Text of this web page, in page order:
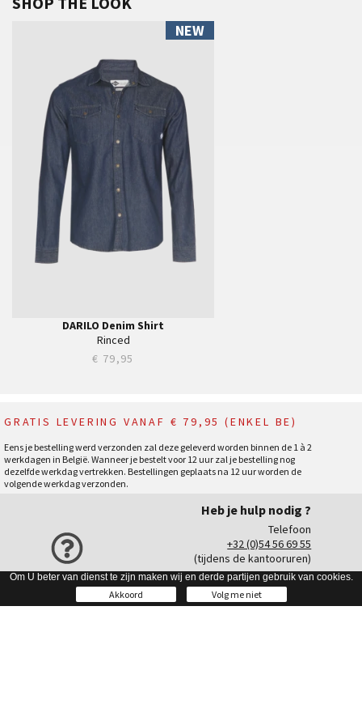
NEW
DARILO Denim Shirt
Rinced
€ 79,95
GRATIS LEVERING VANAF € 79,95 (ENKEL BE)
Eens je bestelling werd verzonden zal deze geleverd worden binnen de 1 à 2
werkdagen in België. Wanneer je bestelt voor 12 uur zal je bestelling nog
dezelfde werkdag vertrekken. Bestellingen geplaats na 12 uur worden de
volgende werkdag verzonden.
Heb je hulp nodig ?
Telefoon
+32 (0)54 56 69 55
(tijdens de kantooruren)
E-mailwebshop@leecooper.be
Om U beter van dienst te zijn maken wij en derde partijen gebruik van cookies.
Akkoord Volg me niet